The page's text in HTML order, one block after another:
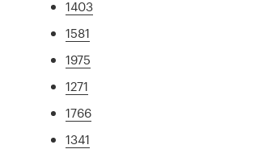
1403
1581
1975
1271
1766
1341